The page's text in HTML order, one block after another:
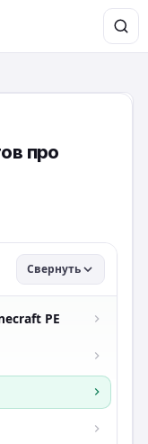
про
Свернуть
PE